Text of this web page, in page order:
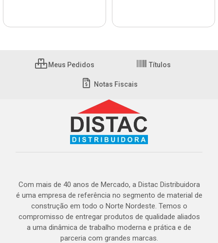
Meus Pedidos Títulos
Notas Fiscais
Com mais de 40 anos de Mercado, a Distac Distribuidora
é uma empresa de referência no segmento de material de
construção em todo o Norte Nordeste. Temos o
compromisso de entregar produtos de qualidade aliados
a uma dinâmica de trabalho moderna e prática e de
parceria com grandes marcas.